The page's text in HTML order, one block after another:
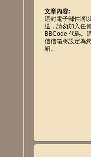
文章內容:
這封電子郵件將
送，請勿加入任
BBCode 代碼。
信信箱將設定為
箱。